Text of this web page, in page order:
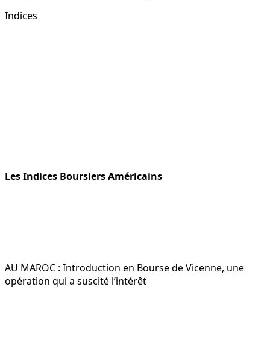
Indices
Les Indices Boursiers Américains
AU MAROC : Introduction en Bourse de Vicenne, une
opération qui a suscité l’intérêt